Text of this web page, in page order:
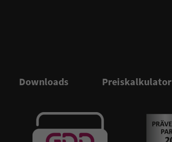
Downloads Preiskalkulator